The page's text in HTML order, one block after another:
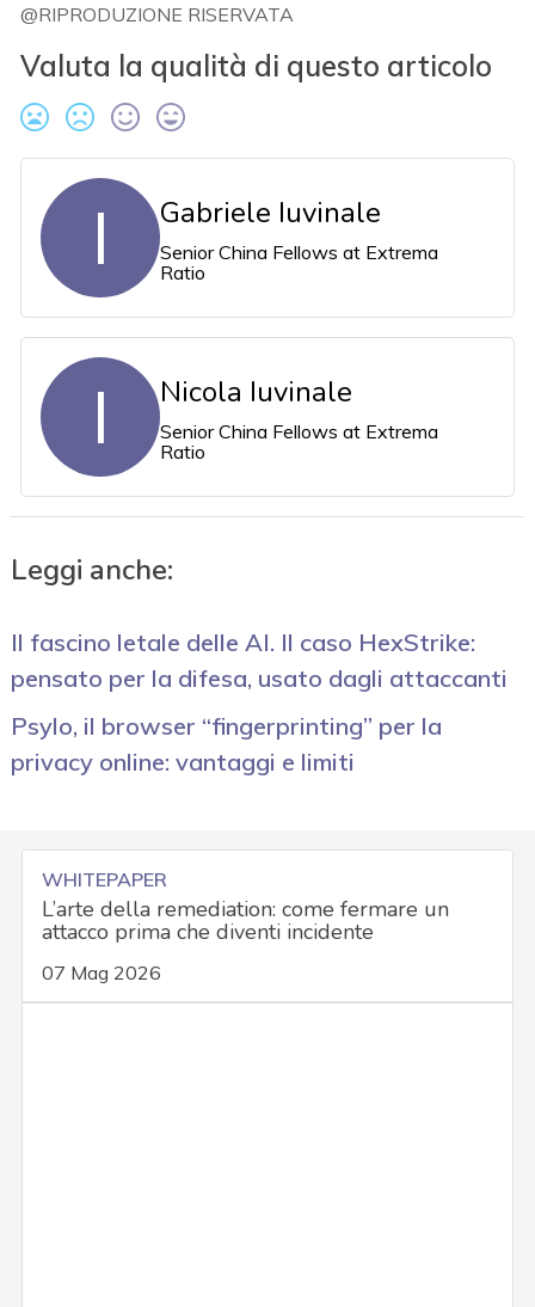
@RIPRODUZIONE RISERVATA
Valuta la qualità di questo articolo
I Gabriele Iuvinale
Senior China Fellows at Extrema
Ratio
I Nicola Iuvinale
Senior China Fellows at Extrema
Ratio
Leggi anche:
Il fascino letale delle AI. Il caso HexStrike:
pensato per la difesa, usato dagli attaccanti
Psylo, il browser “fingerprinting” per la
privacy online: vantaggi e limiti
WHITEPAPER
L’arte della remediation: come fermare un
attacco prima che diventi incidente
07 Mag 2026